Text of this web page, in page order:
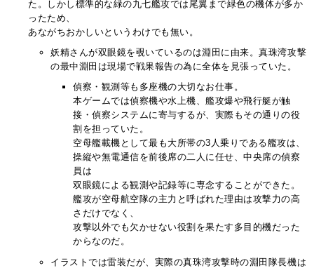
た。しかし標準的な緑の九七艦攻では尾翼まで緑色の機体が多か
ったため、
あながちおかしいというわけでも無い。
妖精さんが双眼鏡を覗いているのは淵田に由来。真珠湾攻撃
の最中淵田は現場で戦果報告の為に全体を見張っていた。
偵察・観測等も多座機の大切なお仕事。
本ゲームでは偵察機や水上機、艦攻爆や飛行艇が触
接・偵察システムに寄与するが、実際もその通りの役
割を担っていた。
空母艦載機として最も大所帯の3人乗りである艦攻は、
操縦や無電通信を前後席の二人に任せ、中央席の偵察
員は
双眼鏡による観測や記録等に専念することができた。
艦攻が空母航空隊の主力と呼ばれた理由は攻撃力の高
さだけでなく、
攻撃以外でも欠かせない役割を果たす多目的機だった
からなのだ。
イラストでは雷装だが、実際の真珠湾攻撃時の淵田隊長機は